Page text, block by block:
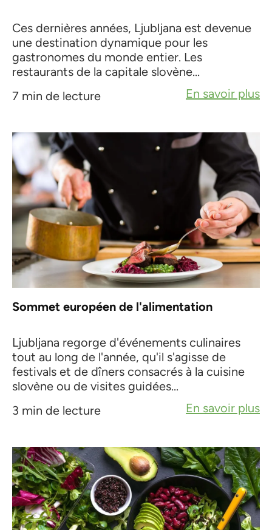
Ces dernières années, Ljubljana est devenue
une destination dynamique pour les
gastronomes du monde entier. Les
restaurants de la capitale slovène...
7 min de lecture
En savoir plus
Sommet européen de l'alimentation
Ljubljana regorge d'événements culinaires
tout au long de l'année, qu'il s'agisse de
festivals et de dîners consacrés à la cuisine
slovène ou de visites guidées...
3 min de lecture
En savoir plus